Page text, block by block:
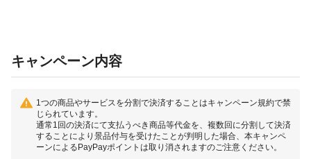
キャンペーン内容
1つの商品やサービスを分割で決済することはキャンペーン規約で禁
じられています。
通常1回の決済にて支払うべき商品等代金を、複数回に分割して決済
することにより景品付与を受けたことが判明した場合、本キャンペ
ーンによるPayPayポイントは取り消されますのご注意ください。